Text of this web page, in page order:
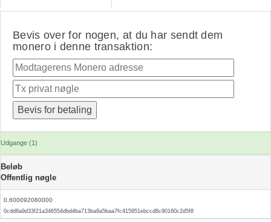
Bevis over for nogen, at du har sendt dem
monero i denne transaktion:
Udgange (1)
Beløb
Offentlig nøgle
0.600092080000
0cdd8a9d33f21a346554dbd4ba713ba9a5baa7fc415951ebccd8c90160c2d5f8